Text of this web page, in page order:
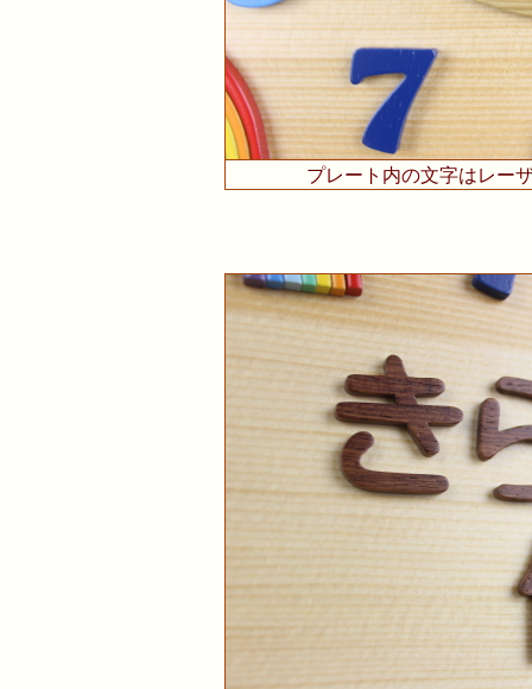
プレート内の文字はレー